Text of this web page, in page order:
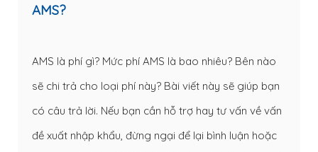
AMS?
AMS là phí gì? Mức phí AMS là bao nhiêu? Bên nào
sẽ chi trả cho loại phí này? Bài viết này sẽ giúp bạn
có câu trả lời. Nếu bạn cần hỗ trợ hay tư vấn về vấn
đề xuất nhập khẩu, đừng ngại để lại bình luận hoặc